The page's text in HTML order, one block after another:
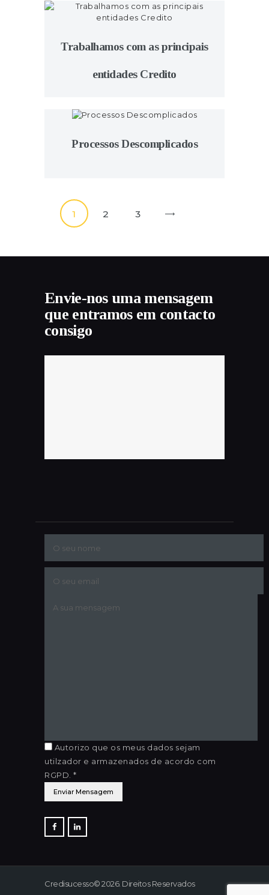
Trabalhamos com as principais
entidades Credito
Processos Descomplicados
Paginação
dos
PAGE
1 PAGE
2 PAGE
3
Envie-nos uma mensagem
que entramos em contacto
consigo
Autorizo que os meus dados sejam
utilzador e armazenados de acordo com
RGPD. *
Credisucesso© 2026. Direitos Reservados